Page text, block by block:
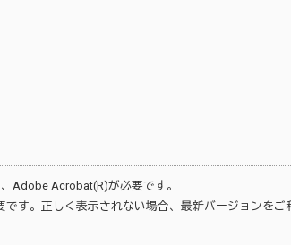
Adobe Acrobat(R)が必要です。
です。正しく表示されない場合、最新バージョンをご